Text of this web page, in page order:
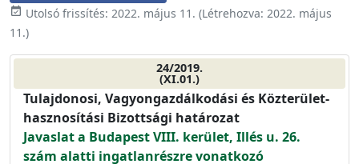
event_available Utolsó frissítés: 2022. május 11. (Létrehozva: 2022. május
11.)
24/2019.
(XI.01.)
Tulajdonosi, Vagyongazdálkodási és Közterület-
hasznosítási Bizottsági határozat
Javaslat a Budapest VIII. kerület, Illés u. 26.
szám alatti ingatlanrészre vonatkozó